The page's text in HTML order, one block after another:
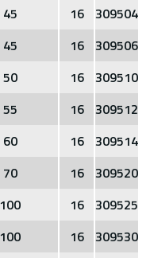
45 16
309504
45 16
309506
50 16
309510
55 16
309512
60 16
309514
70 16
309520
100 16
309525
100 16
309530